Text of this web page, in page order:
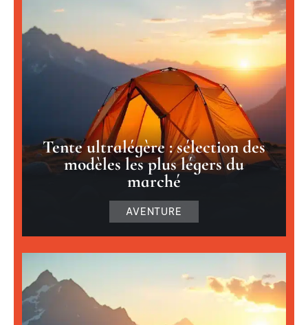
Tente ultralégère : sélection des
modèles les plus légers du
marché
AVENTURE